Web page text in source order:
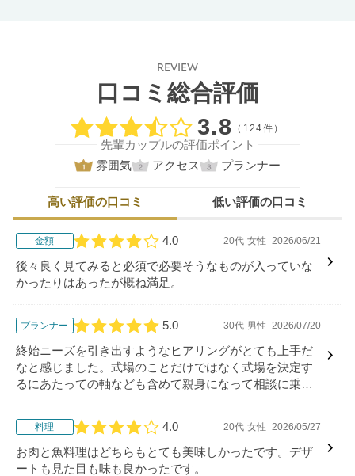
REVIEW
口コミ総合評価
口コミ評価
3.8 （124件）
先輩カップルの評価ポイント
雰囲気
アクセス プランナー
高い評価の口コミ 低い評価の口コミ
金額
口コミ評価
4.0 20代 女性 2026/06/21
後々良く見てみると必須で必要そうなものが入っていな
かったりはあったが概ね満足。
プランナー
口コミ評価
5.0 30代 男性 2026/07/20
終始ニーズを引き出すようなヒアリングがとても上手だ
なと感じました。式場のことだけではなく式場を決定す
るにあたっての軸なども含めて親身になって相談に乗っ
た。
料理
口コミ評価
4.0 20代 女性 2026/05/27
お肉と魚料理はどちらもとても美味しかったです。デザ
ートも見た目も味も良かったです。